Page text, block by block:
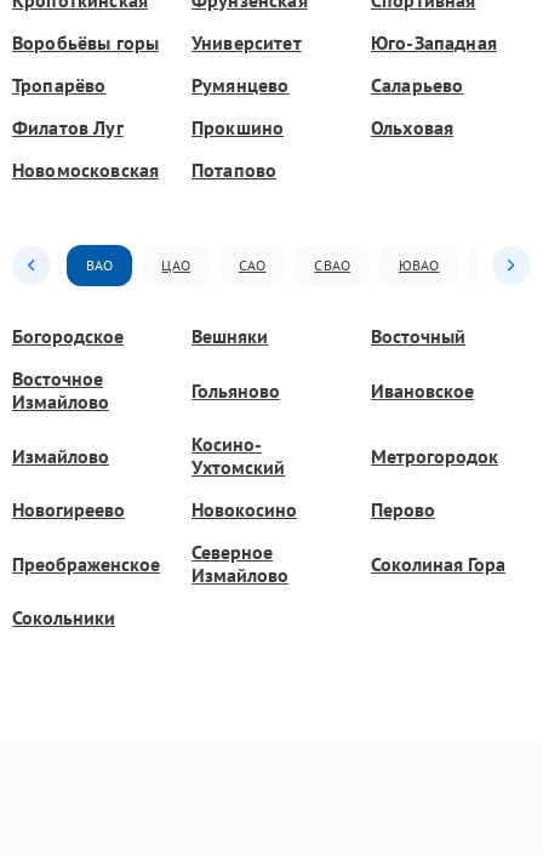
Воробьёвы горы
Университет
Юго-Западная
Тропарёво
Румянцево
Саларьево
Филатов Луг
Прокшино
Ольховая
Новомосковская
Потапово
ВАО ЦАО САО СВАО ЮВАО ЮАО
Богородское Вешняки
Восточный
Восточное
Измайлово
Гольяново Ивановское
Измайлово
Косино-
Ухтомский
Метрогородок
Новогиреево Новокосино Перово
Преображенское
Северное
Измайлово
Соколиная Гора
Сокольники